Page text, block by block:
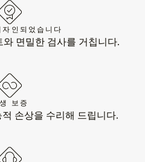
인되었습니다
면밀한 검사를 거칩니다.
보증
손상을 수리해 드립니다.